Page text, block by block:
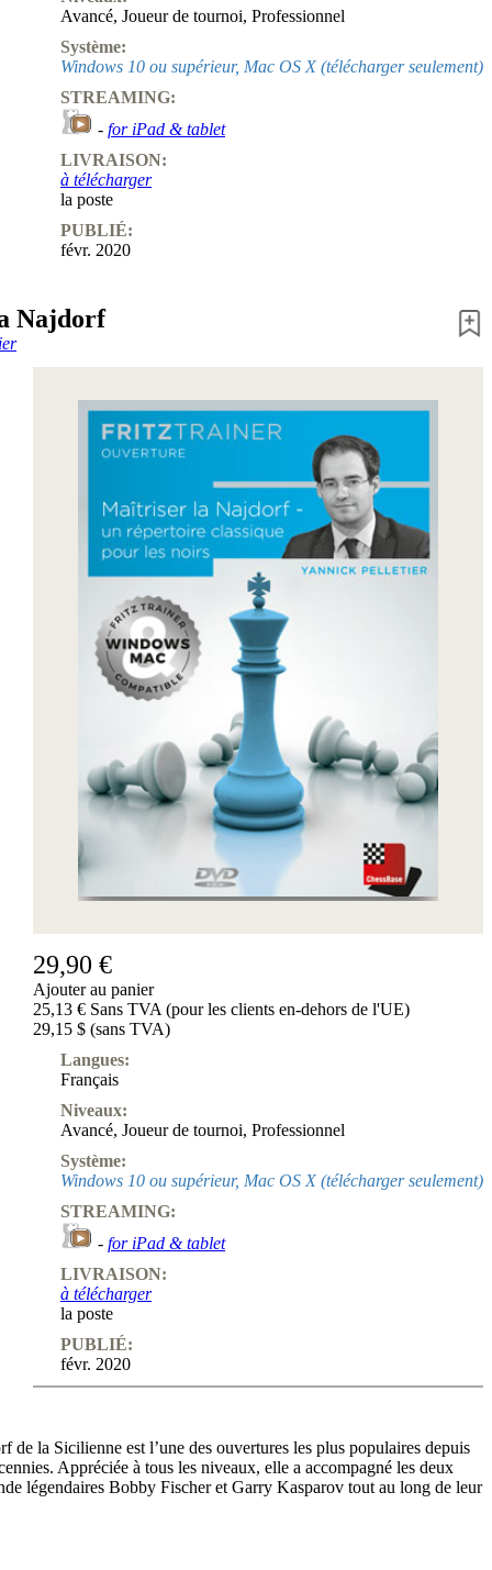
Avancé, Joueur de tournoi, Professionnel
Système:
Windows 10 ou supérieur, Mac OS X (télécharger seulement)
STREAMING:
- for iPad & tablet
LIVRAISON:
à télécharger
la poste
PUBLIÉ:
févr. 2020
Najdorf
29,90 €
Ajouter au panier
25,13 € Sans TVA (pour les clients en-dehors de l'UE)
29,15 $ (sans TVA)
Langues:
Français
Niveaux:
Avancé, Joueur de tournoi, Professionnel
Système:
Windows 10 ou supérieur, Mac OS X (télécharger seulement)
STREAMING:
- for iPad & tablet
LIVRAISON:
à télécharger
la poste
PUBLIÉ:
févr. 2020
de la Sicilienne est l’une des ouvertures les plus populaires depuis
Appréciée à tous les niveaux, elle a accompagné les deux
légendaires Bobby Fischer et Garry Kasparov tout au long de leur